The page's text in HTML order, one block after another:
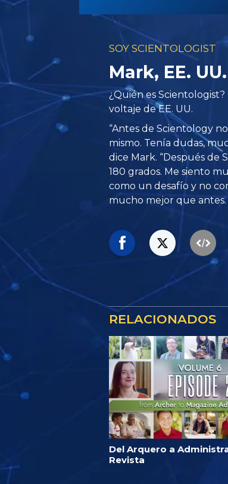
SOY SCIENTOLOGIST
Mark, EE. UU.
¿Quién es
voltaje de EE. UU.
“Antes de Scientology
mismo. Tenía dudas,
dice Mark. “Después de
180 grados. Me siento
como un desafío y no
mucho mejor que antes.
RELACIONADOS
Del Arquero a
Revista